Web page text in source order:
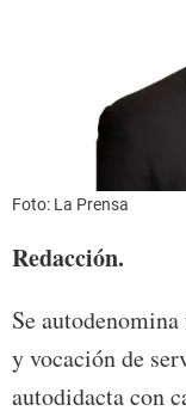
Foto: La Prensa
Redacción.
Se
y vocación de
autodidacta con